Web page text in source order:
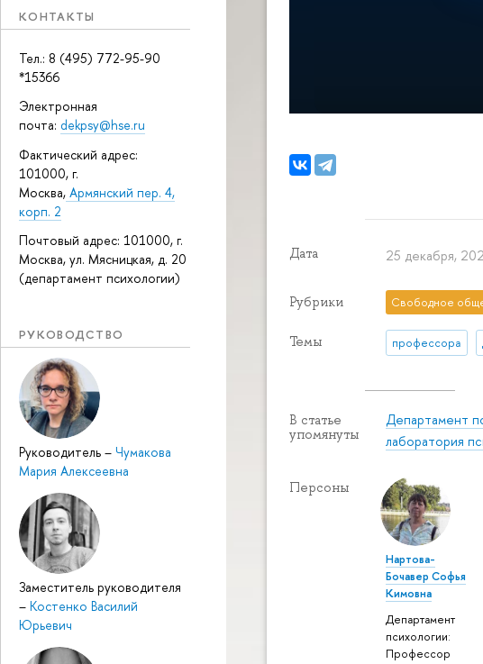
КОНТАКТЫ
Тел.: 8 (495) 772-95-90
*15366
Электронная
почта: dekpsy@hse.ru
Фактический адрес:
101000, г.
Москва, Армянский пер. 4,
корп. 2
Почтовый адрес: 101000, г.
Москва, ул. Мясницкая, д. 20
(департамент психологии)
РУКОВОДСТВО
Руководитель – Чумакова
Мария Алексеевна
Заместитель руководителя
– Костенко Василий
Юрьевич
Дата 25 декабря,
Рубрики Свободное
Темы профессора
В статье
упомянуты
Департамент
лаборатория
Персоны
Нартова-
Бочавер Софья
Кимовна
Департамент
психологии:
Профессор